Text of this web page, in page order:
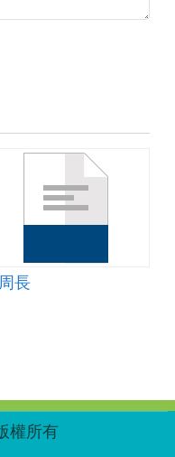
長
權所有